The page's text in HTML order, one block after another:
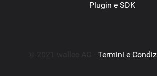
Plugin e SDK
Termini e